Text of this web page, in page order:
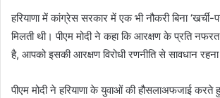
हरियाणा में कांग्रेस सरकार में एक भी नौकरी बिना ‘खर्ची-
मिलती थी। पीएम मोदी ने कहा कि आरक्षण के प्रति
है, आपको इसकी आरक्षण विरोधी रणनीति से सावधान रहना
पीएम मोदी ने हरियाणा के युवाओं की हौसलाअफजाई करते